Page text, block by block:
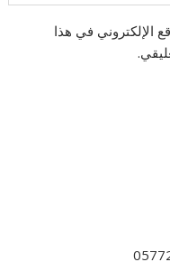
الإلكتروني في هذا